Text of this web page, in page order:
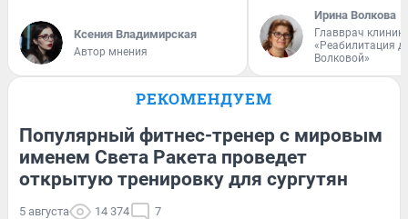
Ксения Владимирская
Автор мнения
Ирина Волкова
Главврач
«Реабилитация
Волковой»
РЕКОМЕНДУЕМ
Популярный фитнес-тренер с мировым
именем Света Ракета проведет
открытую тренировку для сургутян
5 августа 14 374 7